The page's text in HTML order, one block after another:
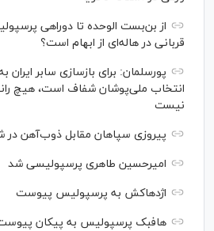
از بن‌بست الوحده تا دوراهی
قربانی در هاله‌ای از ابهام است؟
پورسلمان: برای بازسازی سابر ایران
انتخاب ملی‌پوشان شفاف است، هیچ
نیست
پیروزی سپاهان مقابل ذوب‌آهن در
امیرحسین طاهری پرسپولیسی شد
اژدهاکش به پرسپولیس پیوست
هافبک پرسپولیس به پیکان